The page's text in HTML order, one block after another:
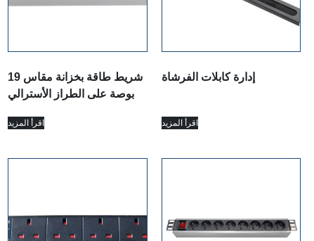
شريط طاقة بخزانة مقاس 19
بوصة على الطراز الأسترالي
اقرأ المزيد
إدارة كابلات الفرشاة
اقرأ المزيد